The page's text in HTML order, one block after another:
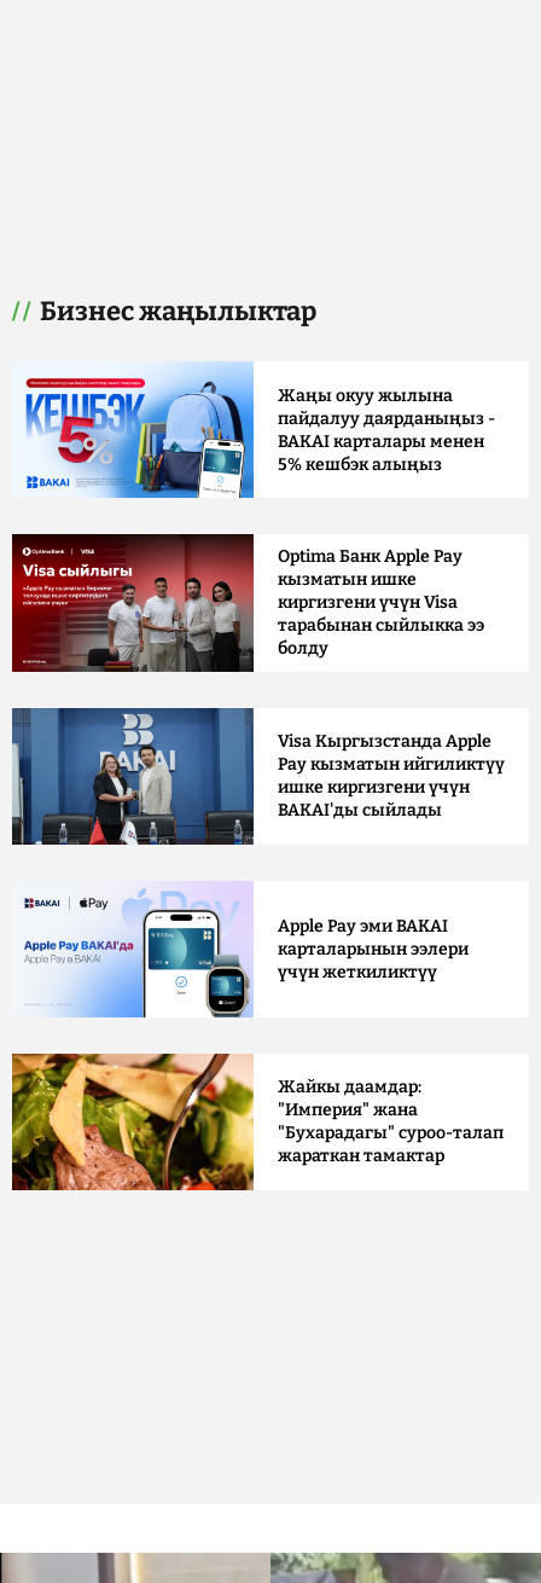
Бизнес жаңылыктар
Жаңы окуу жылына
пайдалуу даярданыңыз -
BAKAI карталары менен
5% кешбэк алыңыз
Optima Банк Apple Pay
кызматын ишке
киргизгени үчүн Visa
тарабынан сыйлыкка ээ
болду
Visa Кыргызстанда Apple
Pay кызматын ийгиликтүү
ишке киргизгени үчүн
BAKAI'ды сыйлады
Apple Pay эми BAKAI
карталарынын ээлери
үчүн жеткиликтүү
Жайкы даамдар:
"Империя" жана
"Бухарадагы" суроо-талап
жараткан тамактар